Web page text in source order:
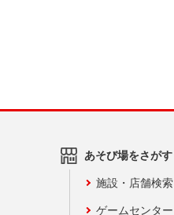
あそび場をさがす
施設・店舗検索
ゲームセンター